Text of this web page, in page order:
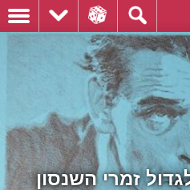
זמרי השנסון